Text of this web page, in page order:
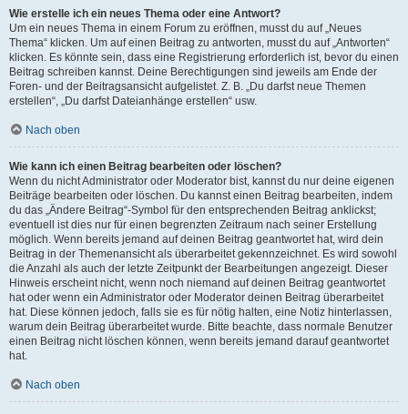
Wie erstelle ich ein neues Thema oder eine Antwort?
Um ein neues Thema in einem Forum zu eröffnen, musst du auf „Neues
Thema“ klicken. Um auf einen Beitrag zu antworten, musst du auf „Antworten“
klicken. Es könnte sein, dass eine Registrierung erforderlich ist, bevor du einen
Beitrag schreiben kannst. Deine Berechtigungen sind jeweils am Ende der
Foren- und der Beitragsansicht aufgelistet. Z. B. „Du darfst neue Themen
erstellen“, „Du darfst Dateianhänge erstellen“ usw.
Nach oben
Wie kann ich einen Beitrag bearbeiten oder löschen?
Wenn du nicht Administrator oder Moderator bist, kannst du nur deine eigenen
Beiträge bearbeiten oder löschen. Du kannst einen Beitrag bearbeiten, indem
du das „Ändere Beitrag“-Symbol für den entsprechenden Beitrag anklickst;
eventuell ist dies nur für einen begrenzten Zeitraum nach seiner Erstellung
möglich. Wenn bereits jemand auf deinen Beitrag geantwortet hat, wird dein
Beitrag in der Themenansicht als überarbeitet gekennzeichnet. Es wird sowohl
die Anzahl als auch der letzte Zeitpunkt der Bearbeitungen angezeigt. Dieser
Hinweis erscheint nicht, wenn noch niemand auf deinen Beitrag geantwortet
hat oder wenn ein Administrator oder Moderator deinen Beitrag überarbeitet
hat. Diese können jedoch, falls sie es für nötig halten, eine Notiz hinterlassen,
warum dein Beitrag überarbeitet wurde. Bitte beachte, dass normale Benutzer
einen Beitrag nicht löschen können, wenn bereits jemand darauf geantwortet
hat.
Nach oben